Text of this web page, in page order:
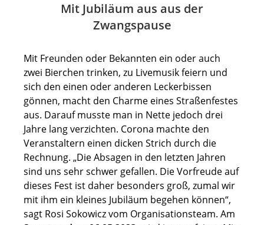
Mit Jubiläum aus aus der
Zwangspause
Mit Freunden oder Bekannten ein oder auch
zwei Bierchen trinken, zu Livemusik feiern und
sich den einen oder anderen Leckerbissen
gönnen, macht den Charme eines Straßenfestes
aus. Darauf musste man in Nette jedoch drei
Jahre lang verzichten. Corona machte den
Veranstaltern einen dicken Strich durch die
Rechnung. „Die Absagen in den letzten Jahren
sind uns sehr schwer gefallen. Die Vorfreude auf
dieses Fest ist daher besonders groß, zumal wir
mit ihm ein kleines Jubiläum begehen können“,
sagt Rosi Sokowicz vom Organisationsteam. Am